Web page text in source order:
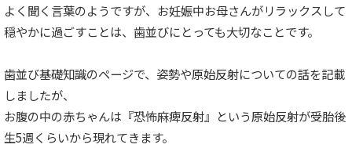
よく聞く言葉のようですが、お妊娠中お母さんがリラックスして
穏やかに過ごすことは、歯並びにとっても大切なことです。
歯並び基礎知識のページで、姿勢や原始反射についての話を記載
しましたが、
お腹の中の赤ちゃんは『恐怖麻痺反射』という原始反射が受胎後
生5週くらいから現れてきます。